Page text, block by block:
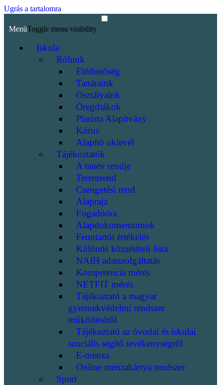
Ugrás a tartalomra
MenüToggle menu visibility
Iskola
Rólunk
Elérhetőség
Tanáraink
Osztályaink
Öregdiákok
Piarista Alapítvány
Kórus
Alapító oklevél
Tájékoztatók
A tanév rendje
Teremrend
Csengetési rend
Alaprajz
Fogadóóra
Alapdokumentumok
Fenntartói értékelés
Különös közzétételi lista
NAIH adatszolgáltatás
Kompetencia mérés
NETFIT mérés
Tájékoztató a magyar
gyermekvédelmi rendszer
működéséről
Tájékoztató az óvodai és iskolai
szociális segítő tevékenységről
E-menza
Online menzakártya rendszer
Sport